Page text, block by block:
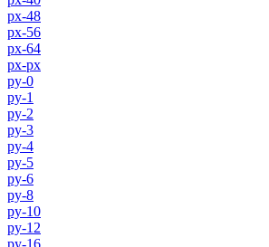
px-48
px-56
px-64
px-px
py-0
py-1
py-2
py-3
py-4
py-5
py-6
py-8
py-10
py-12
py-16